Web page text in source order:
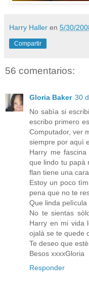
Harry Haller en 5/30/
Compartir
56 comentarios:
Gloria Baker 30
No sabìa si
escribo primero
Computador, ver
siempre por aquì
Harry me
que lindo tu papà
flan tiene una
Estoy un poco
pena que no te
Que linda pelìcula
No te sientas
Harry en mi vida
ojalà se te quede
Te deseo que
Besos xxxxGloria
Responder